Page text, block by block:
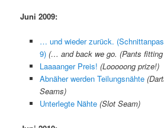
Juni 2009:
… und wieder zurück.
9) (… and back we go. (Pants
Laaaanger Preis! (Looooong prize!)
Abnäher werden Teilungsnähte (
Seams)
Unterlegte Nähte (Slot Seam)